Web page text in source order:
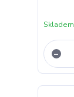
Skladem